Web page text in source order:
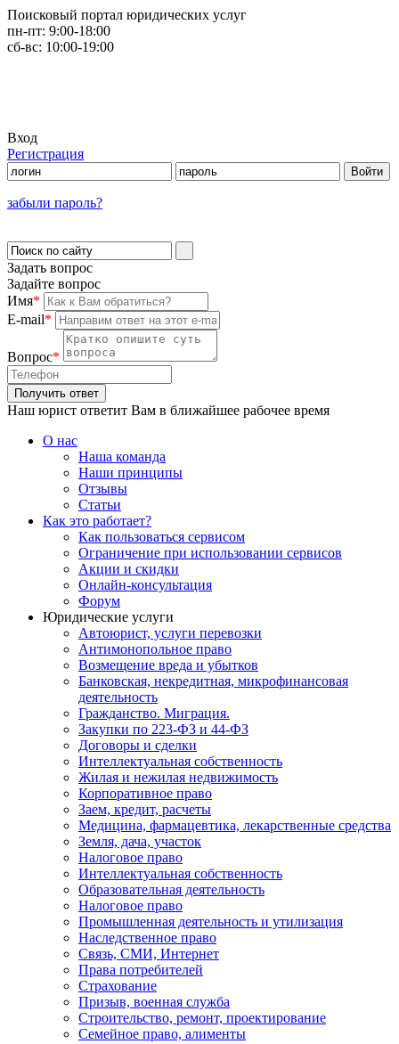
Поисковый портал юридических услуг
пн-пт: 9:00-18:00
сб-вс: 10:00-19:00
Вход
Регистрация
забыли пароль?
Задать вопрос
Задайте вопрос
Имя*
E-mail*
Вопрос*
Наш юрист ответит Вам в ближайшее рабочее время
О нас
Наша команда
Наши принципы
Отзывы
Статьи
Как это работает?
Как пользоваться сервисом
Ограничение при использовании сервисов
Акции и скидки
Онлайн-консультация
Форум
Юридические услуги
Автоюрист, услуги перевозки
Антимонопольное право
Возмещение вреда и убытков
Банковская, некредитная, микрофинансовая
деятельность
Гражданство. Миграция.
Закупки по 223-ФЗ и 44-ФЗ
Договоры и сделки
Интеллектуальная собственность
Жилая и нежилая недвижимость
Корпоративное право
Заем, кредит, расчеты
Медицина, фармацевтика, лекарственные средства
Земля, дача, участок
Налоговое право
Интеллектуальная собственность
Образовательная деятельность
Налоговое право
Промышленная деятельность и утилизация
Наследственное право
Связь, СМИ, Интернет
Права потребителей
Страхование
Призыв, военная служба
Строительство, ремонт, проектирование
Семейное право, алименты